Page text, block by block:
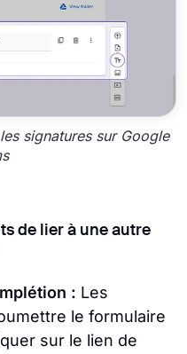
signatures sur Google
de lier à une autre
: Les
le formulaire
sur le lien de